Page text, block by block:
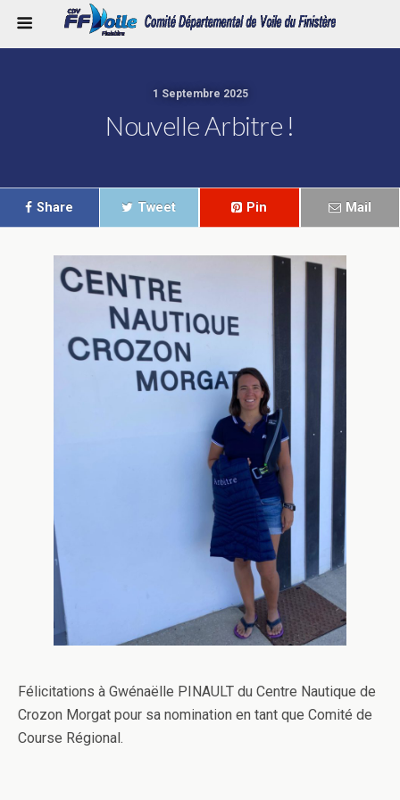
1 Septembre 2025
Nouvelle Arbitre !
Share Tweet Pin Mail
Félicitations à Gwénaëlle PINAULT du Centre Nautique de
Crozon Morgat pour sa nomination en tant que Comité de
Course Régional.